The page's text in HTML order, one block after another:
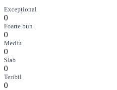
Excepțional
0
Foarte bun
0
Mediu
0
Slab
0
Teribil
0